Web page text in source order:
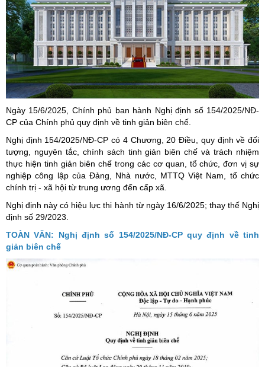
Ngày 15/6/2025, Chính phủ ban hành Nghị định số 154/2025/NĐ-
CP của Chính phủ quy định về tinh giản biên chế.
Nghị định 154/2025/NĐ-CP có 4 Chương, 20 Điều, quy định về đối
tượng, nguyên tắc, chính sách tinh giản biên chế và trách nhiệm
thực hiện tinh giản biên chế trong các cơ quan, tổ chức, đơn vị sự
nghiệp công lập của Đảng, Nhà nước, MTTQ Việt Nam, tổ chức
chính trị - xã hội từ trung ương đến cấp xã.
Nghị định này có hiệu lực thi hành từ ngày 16/6/2025; thay thế Nghị
định số 29/2023.
TOÀN VĂN: Nghị định số 154/2025/NĐ-CP quy định về tinh
giản biên chế